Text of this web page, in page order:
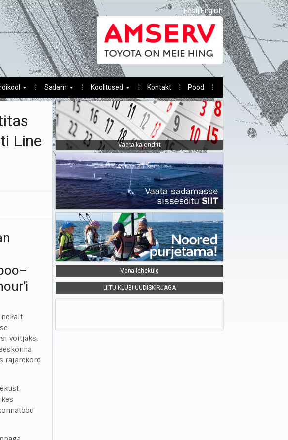
Eesti English
Sadam Koolitused Kontakt Pood
Line
võitjaks,
rajarekord
Vaata kalendrit
Vana lehekülg
LIITU KLUBI UUDISKIRJAGA